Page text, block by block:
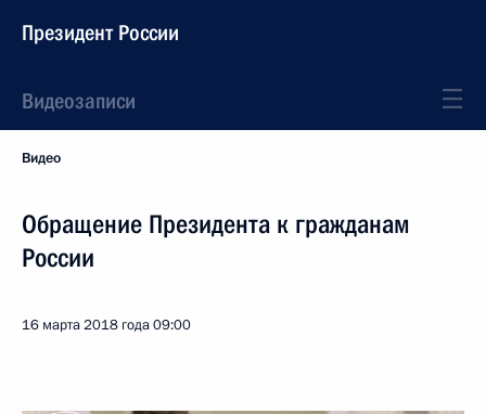
Президент России
Видеозаписи
Видео
Обращение Президента к гражданам
России
16 марта 2018 года09:00